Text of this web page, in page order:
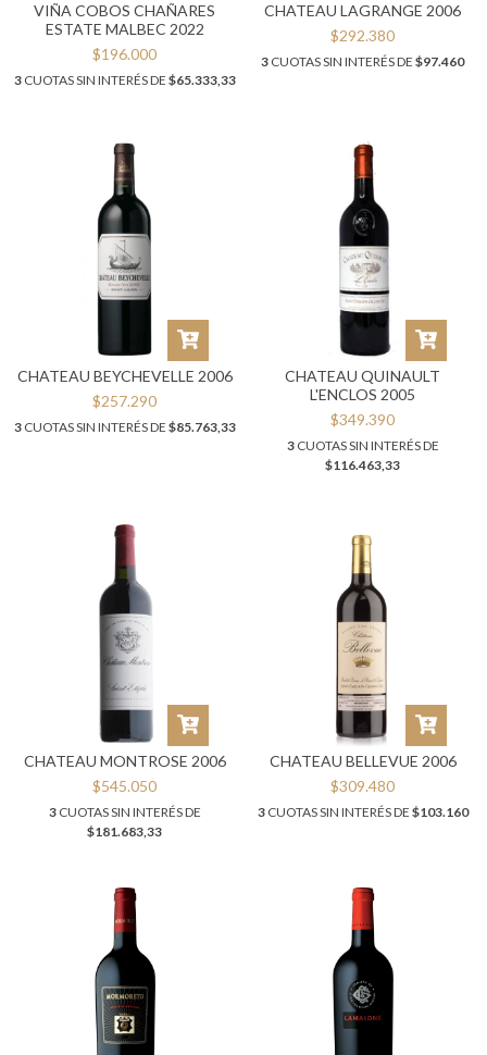
VIÑA COBOS CHAÑARES
ESTATE MALBEC 2022
$196.000
3CUOTAS SIN INTERÉS DE $65.333,33
CHATEAU LAGRANGE 2006
$292.380
3 CUOTAS SIN INTERÉS DE $97.460
CHATEAU BEYCHEVELLE 2006
$257.290
3CUOTAS SIN INTERÉS DE $85.763,33
CHATEAU QUINAULT
L'ENCLOS 2005
$349.390
3CUOTAS SIN INTERÉS DE
$116.463,33
CHATEAU MONTROSE 2006
$545.050
3CUOTAS SIN INTERÉS DE
$181.683,33
CHATEAU BELLEVUE 2006
$309.480
3CUOTAS SIN INTERÉS DE $103.160